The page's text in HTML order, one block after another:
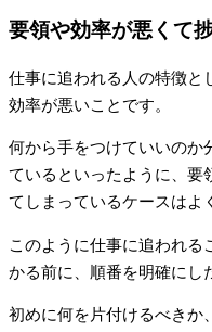
要領や効率が悪くて
仕事に追われる人の特徴と
効率が悪いことです。
何から手をつけていいのか
ているといったように、要
てしまっているケースはよ
このように仕事に追われる
かる前に、順番を明確にし
初めに何を片付けるべきか